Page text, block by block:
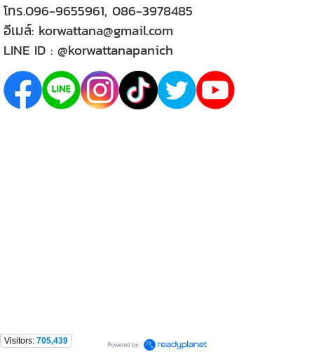
โทร.096-9655961, 086-3978485
อีเมล์: korwattana@gmail.com
LINE ID : @korwattanapanich
Visitors: 705,439